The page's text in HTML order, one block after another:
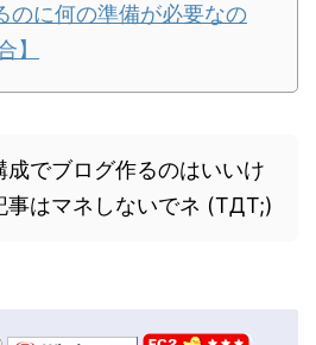
のに何の準備が必要なの
】
成でブログ作るのはいいけ
事はマネしないでネ (TДT;)